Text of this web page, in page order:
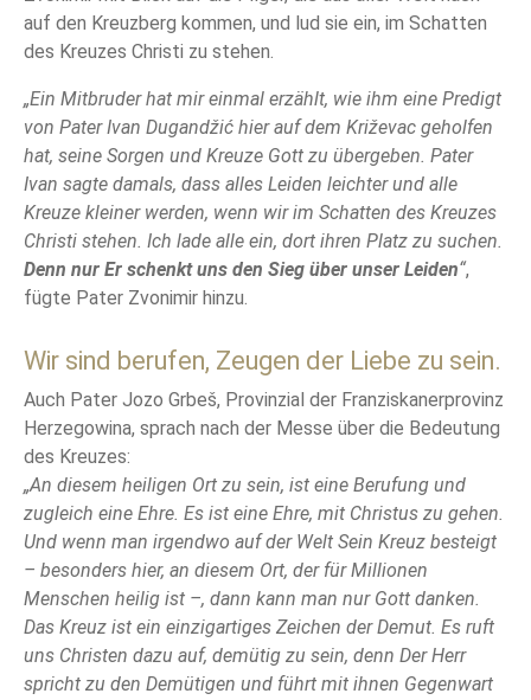
auf den Kreuzberg kommen, und lud sie ein, im Schatten
des Kreuzes Christi zu stehen.
„Ein Mitbruder hat mir einmal erzählt, wie ihm eine Predigt
von Pater Ivan Dugandžić hier auf dem Križevac geholfen
hat, seine Sorgen und Kreuze Gott zu übergeben. Pater
Ivan sagte damals, dass alles Leiden leichter und alle
Kreuze kleiner werden, wenn wir im Schatten des Kreuzes
Christi stehen. Ich lade alle ein, dort ihren Platz zu suchen.
Denn nur Er schenkt uns den Sieg über unser Leiden“,
fügte Pater Zvonimir hinzu.
Wir sind berufen, Zeugen der Liebe zu sein.
Auch Pater Jozo Grbeš, Provinzial der Franziskanerprovinz
Herzegowina, sprach nach der Messe über die Bedeutung
des Kreuzes:
„An diesem heiligen Ort zu sein, ist eine Berufung und
zugleich eine Ehre. Es ist eine Ehre, mit Christus zu gehen.
Und wenn man irgendwo auf der Welt Sein Kreuz besteigt
– besonders hier, an diesem Ort, der für Millionen
Menschen heilig ist –, dann kann man nur Gott danken.
Das Kreuz ist ein einzigartiges Zeichen der Demut. Es ruft
uns Christen dazu auf, demütig zu sein, denn Der Herr
spricht zu den Demütigen und führt mit ihnen Gegenwart